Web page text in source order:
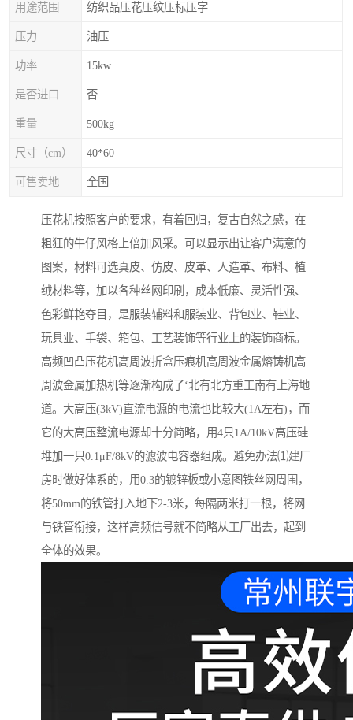
用途范围 纺织品压花压纹压标压字
压力 油压
功率 15kw
是否进口 否
重量 500kg
尺寸（cm） 40*60
可售卖地 全国
压花机按照客户的要求，有着回归，复古自然之感，在
粗狂的牛仔风格上倍加风采。可以显示出让客户满意的
图案，材料可选真皮、仿皮、皮革、人造革、布料、植
绒材料等，加以各种丝网印刷，成本低廉、灵活性强、
色彩鲜艳夺目，是服装辅料和服装业、背包业、鞋业、
玩具业、手袋、箱包、工艺装饰等行业上的装饰商标。
高频凹凸压花机高周波折盒压痕机高周波金属熔铸机高
周波金属加热机等逐渐构成了‘北有北方重工南有上海地
道。大高压(3kV)直流电源的电流也比较大(1A左右)，而
它的大高压整流电源却十分简略，用4只1A/10kV高压硅
堆加一只0.1μF/8kV的滤波电容器组成。避免办法⑴建厂
房时做好体系的，用0.3的镀锌板或小意图铁丝网周围，
将50mm的铁管打入地下2-3米，每隔两米打一根，将网
与铁管衔接，这样高频信号就不简略从工厂出去，起到
全体的效果。